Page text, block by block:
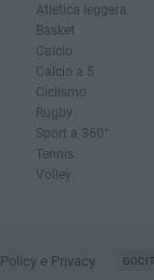
Atletica leggera
Basket
Calcio
Calcio a 5
Ciclismo
Rugby
Sport a 360°
Tennis
Volley
Policy e Privacy